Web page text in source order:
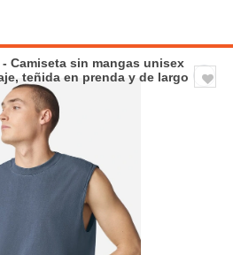
- Camiseta sin mangas unisex
teñida en prenda y de largo